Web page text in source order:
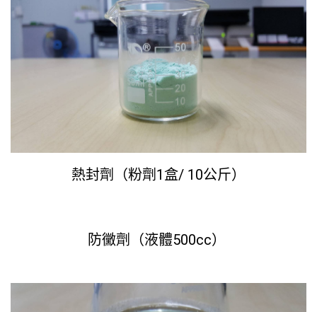
熱封劑（粉劑1盒/ 10公斤）
防黴劑（液體500cc）